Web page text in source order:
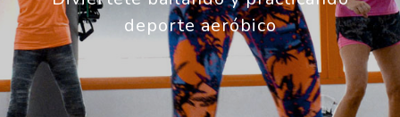
deporte aeróbico